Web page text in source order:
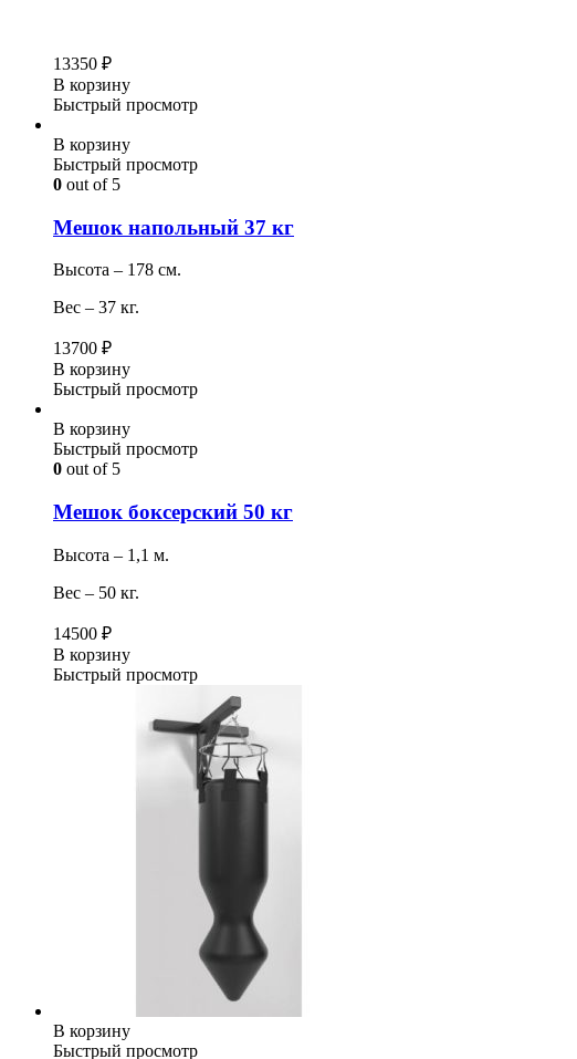
13350 ₽
В корзину
Быстрый просмотр
В корзину
Быстрый просмотр
0 out of 5
Мешок напольный 37 кг
Высота – 178 см.
Вес – 37 кг.
13700 ₽
В корзину
Быстрый просмотр
В корзину
Быстрый просмотр
0 out of 5
Мешок боксерский 50 кг
Высота – 1,1 м.
Вес – 50 кг.
14500 ₽
В корзину
Быстрый просмотр
В корзину
Быстрый просмотр